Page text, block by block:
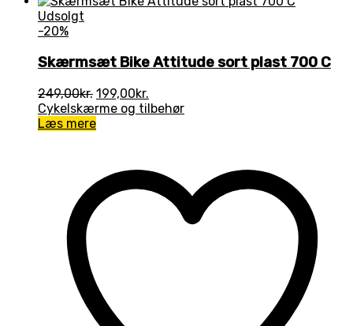
Udsolgt
-20%
Skærmsæt Bike Attitude sort plast 700 C
249,00kr. Den
oprindelige
pris
199,00kr.
aktuelle
Cykelskærme og tilbehør
Læs mere